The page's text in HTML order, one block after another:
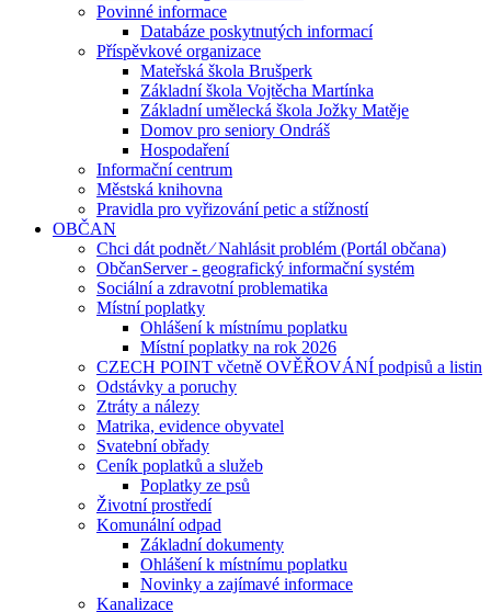
Povinné informace
Databáze poskytnutých informací
Příspěvkové organizace
Mateřská škola Brušperk
Základní škola Vojtěcha Martínka
Základní umělecká škola Jožky Matěje
Domov pro seniory Ondráš
Hospodaření
Informační centrum
Městská knihovna
Pravidla pro vyřizování petic a stížností
OBČAN
Chci dát podnět ⁄ Nahlásit problém (Portál občana)
ObčanServer - geografický informační systém
Sociální a zdravotní problematika
Místní poplatky
Ohlášení k místnímu poplatku
Místní poplatky na rok 2026
CZECH POINT včetně OVĚŘOVÁNÍ podpisů a listin
Odstávky a poruchy
Ztráty a nálezy
Matrika, evidence obyvatel
Svatební obřady
Ceník poplatků a služeb
Poplatky ze psů
Životní prostředí
Komunální odpad
Základní dokumenty
Ohlášení k místnímu poplatku
Novinky a zajímavé informace
Kanalizace